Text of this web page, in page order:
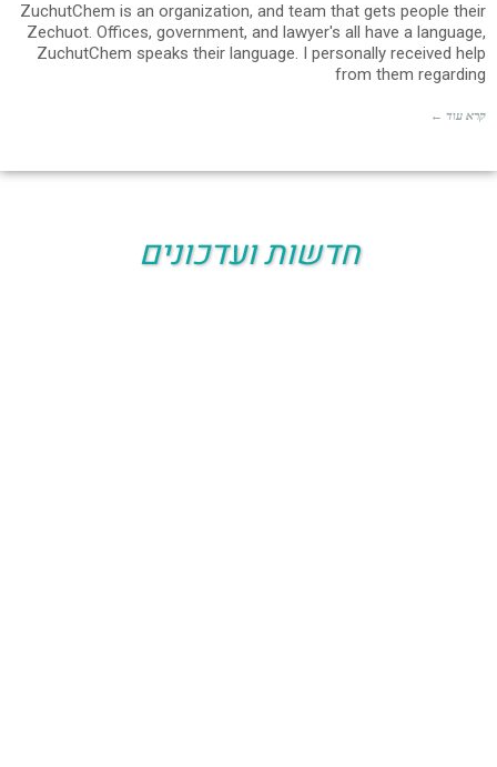
ZuchutChem is an organization, and team that gets people their
Zechuot. Offices, government, and lawyer's all have a language,
ZuchutChem speaks their language. I personally received help
from them regarding
קרא עוד ←
חדשות ועדכונים